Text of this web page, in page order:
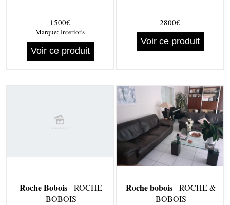
1500€
Marque: Interior's
Voir ce produit
2800€
Voir ce produit
Roche Bobois- ROCHE
BOBOIS
Roche bobois- ROCHE &
BOBOIS